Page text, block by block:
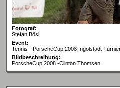
Fotograf:
Stefan Bösl
Event:
Tennis - PorscheCup 2008 Ingolstadt
Bildbeschreibung:
PorscheCup 2008 -Clinton Thomsen